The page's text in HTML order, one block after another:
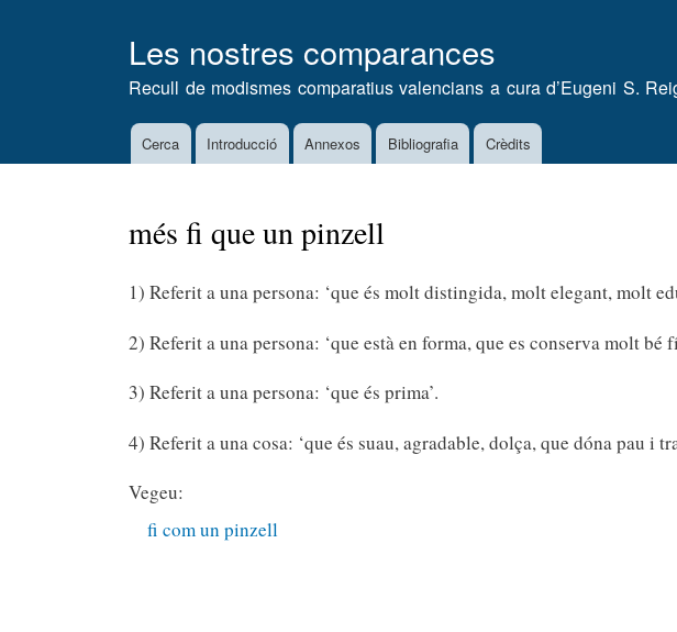
Les nostres comparances
Recull de modismes comparatius valencians a cura d’Eugeni S.
MainCerca Introducció Annexos Bibliografia Crèdits
més fi que un pinzell
1) Referit a una persona: ‘que és molt distingida, molt elegant, molt
2) Referit a una persona: ‘que està en forma, que es conserva molt bé
3) Referit a una persona: ‘que és prima’.
4) Referit a una cosa: ‘que és suau, agradable, dolça, que dóna pau i
Vegeu:
fi com un pinzell